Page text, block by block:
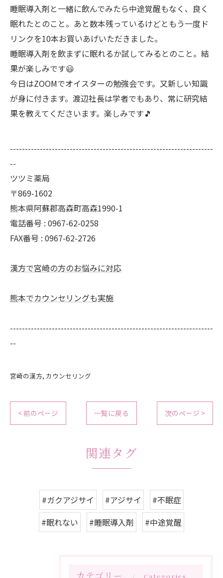
睡眠導入剤と一緒に飲んでみたら中途覚醒もなく、良く
眠れたとのこと。あと数本残っているけどともう一度ド
リンクを10本お買いあげいただきました。
睡眠導入剤を飲まずに眠れるか試してみるとのこと。結
果が楽しみです😃
今日はZOOMでオイスターの勉強会です。又新しい知識
が身に付きます。渡辺社長は学者でもあり、常に研究結
果を教えてくださいます。楽しみです🎵
--------------------------------------------------------------------
--
ツツミ薬局
〒869-1602
熊本県阿蘇郡高森町高森1990-1
電話番号 : 0967-62-0258
FAX番号 : 0967-62-2726
漢方で宮崎の方のお悩みに対応
熊本でカウンセリングも実施
--------------------------------------------------------------------
--
宮崎の漢方 カウンセリング
< 前のページ 一覧に戻る 次のページ >
関連タグ
#ガクアジサイ #アジサイ
#不眠症
#眠れない
#睡眠導入剤 #中途覚醒
カテゴリー Categories